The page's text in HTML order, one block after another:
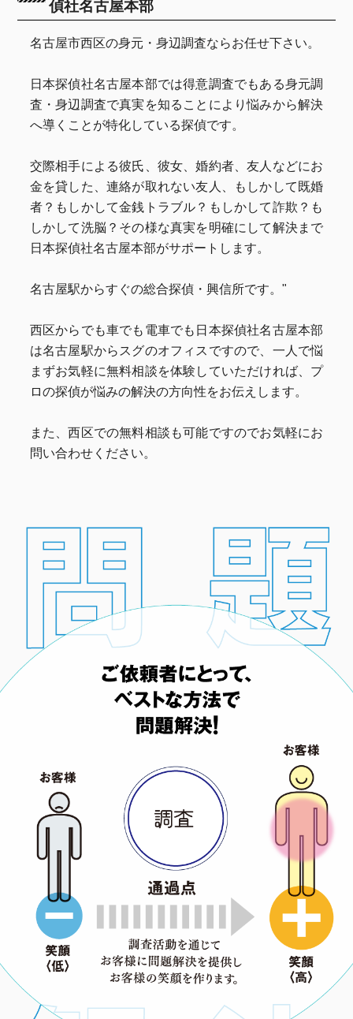
偵社名古屋本部
名古屋市西区の身元・身辺調査ならお任せ下さい。
日本探偵社名古屋本部では得意調査でもある身元調
査・身辺調査で真実を知ることにより悩みから解決
へ導くことが特化している探偵です。
交際相手による彼氏、彼女、婚約者、友人などにお
金を貸した、連絡が取れない友人、もしかして既婚
者？もしかして金銭トラブル？もしかして詐欺？も
しかして洗脳？その様な真実を明確にして解決まで
日本探偵社名古屋本部がサポートします。
名古屋駅からすぐの総合探偵・興信所です。"
西区からでも車でも電車でも日本探偵社名古屋本部
は名古屋駅からスグのオフィスですので、一人で悩
まずお気軽に無料相談を体験していただければ、プ
ロの探偵が悩みの解決の方向性をお伝えします。
また、西区での無料相談も可能ですのでお気軽にお
問い合わせください。